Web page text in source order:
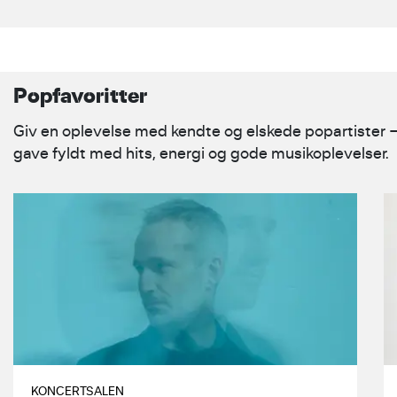
Popfavoritter
Giv en oplevelse med kendte og elskede popartister
gave fyldt med hits, energi og gode musikoplevelser.
KONCERTSALEN
RASMUS WALTER
Rasmus Walter vender tilbage til
Koncertsalen og tager på sin første
indendørs tour med bandet i næsten
3 år.